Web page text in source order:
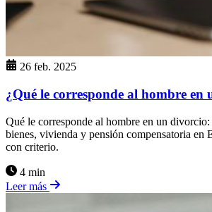
26 feb. 2025
¿Qué le corresponde al hombre en
Qué le corresponde al hombre en un divorcio:
bienes, vivienda y pensión compensatoria en
con criterio.
4 min
Leer más